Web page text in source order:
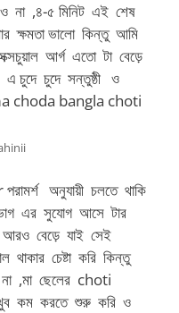
না ,৪-৫ মিনিট এই শেষ
ক্ষমতা ভালো কিন্তু আমি
আর্গ এতো টা বেড়ে
চুদে চুদে সন্তুষ্ঠী ও
choda bangla choti
অনুযায়ী চলতে থাকি
এর সুযোগ আসে টার
আরও বেড়ে যাই সেই
থাকার চেষ্টা করি কিন্তু
,মা ছেলের choti
খুব কম করতে শুরু করি ও